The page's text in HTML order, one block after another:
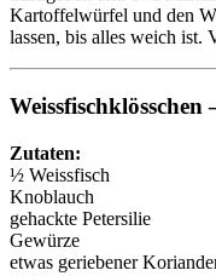
Kartoffelwürfel und den
lassen, bis alles weich ist.
Zutaten:
½ Weissfisch
Knoblauch
gehackte Petersilie
Gewürze
etwas geriebener